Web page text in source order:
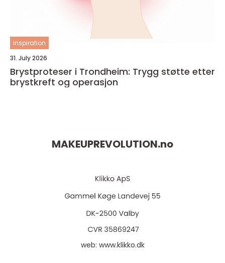
inspiration
31. July 2026
Brystproteser i Trondheim: Trygg støtte etter
brystkreft og operasjon
MAKEUPREVOLUTION.no
web: www.klikko.dk